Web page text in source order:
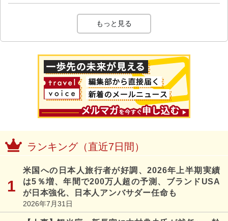
もっと見る
ランキング（直近7日間）
米国への日本人旅行者が好調、2026年上半期実績
は5％増、年間で200万人超の予測、ブランドUSA
が日本強化、日本人アンバサダー任命も
2026年7月31日